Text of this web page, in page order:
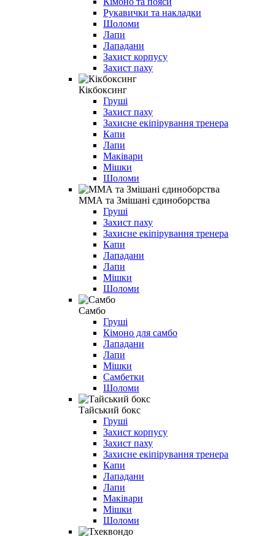
Рукавички та накладки
Шоломи
Лапи
Лападани
Захист корпусу
Захист паху
Кікбоксинг
Груші
Захист паху
Захисне екіпірування тренера
Капи
Лапи
Маківари
Мішки
Шоломи
ММА та Змішані єдиноборства
Груші
Захист паху
Захисне екіпірування тренера
Капи
Лападани
Лапи
Мішки
Шоломи
Самбо
Груші
Кімоно для самбо
Лападани
Лапи
Мішки
Самбетки
Шоломи
Тайський бокс
Груші
Захист корпусу
Захист паху
Захисне екіпірування тренера
Капи
Лападани
Лапи
Маківари
Мішки
Шоломи